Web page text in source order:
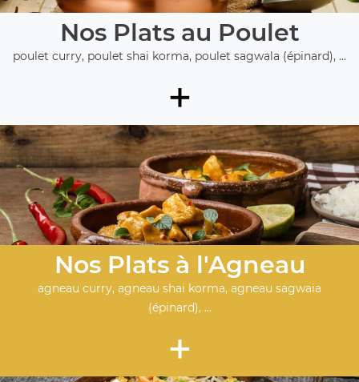
Nos Plats au Poulet
poulet curry, poulet shai korma, poulet sagwala (épinard), ...
+
Nos Plats à l'Agneau
agneau curry, agneau shai korma, agneau sagwaia
(épinard), ...
+